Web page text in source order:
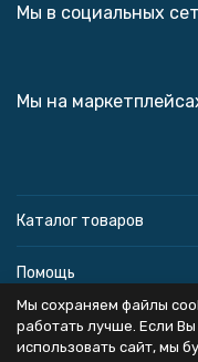
Мы в социальных
Мы на
Каталог товаров
Помощь
Информация
Мы сохраняем файлы
работать лучше. Если
использовать сайт, мы